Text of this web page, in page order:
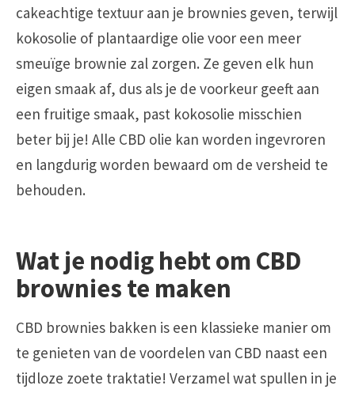
cakeachtige textuur aan je brownies geven, terwijl
kokosolie of plantaardige olie voor een meer
smeuïge brownie zal zorgen. Ze geven elk hun
eigen smaak af, dus als je de voorkeur geeft aan
een fruitige smaak, past kokosolie misschien
beter bij je! Alle CBD olie kan worden ingevroren
en langdurig worden bewaard om de versheid te
behouden.
Wat je nodig hebt om CBD
brownies te maken
CBD brownies bakken is een klassieke manier om
te genieten van de voordelen van CBD naast een
tijdloze zoete traktatie! Verzamel wat spullen in je